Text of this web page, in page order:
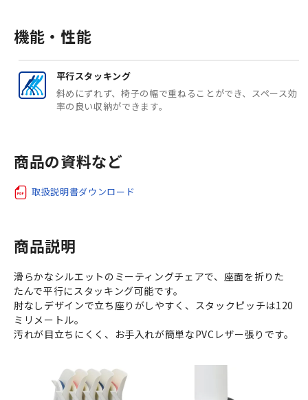
機能・性能
平行スタッキング
斜めにずれず、椅子の幅で重ねることができ、スペース効
率の良い収納ができます。
商品の資料など
取扱説明書ダウンロード
商品説明
滑らかなシルエットのミーティングチェアで、座面を折りた
たんで平行にスタッキング可能です。
肘なしデザインで立ち座りがしやすく、スタックピッチは120
ミリメートル。
汚れが目立ちにくく、お手入れが簡単なPVCレザー張りです。